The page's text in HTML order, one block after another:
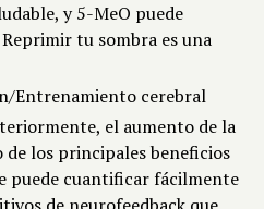
y 5-MeO puede
tu sombra es una
Entrenamiento cerebral
el aumento de la
los principales beneficios
puede cuantificar fácilmente